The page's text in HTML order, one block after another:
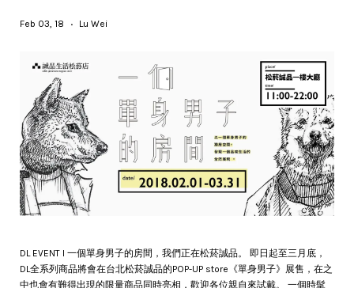
Feb 03, 18 • Lu Wei
DL EVENT l 一個單身男子的房間，我們正在松菸誠品。 即日起至三月底，
DL全系列商品將會在台北松菸誠品的POP-UP store《單身男子》展售，在之
中也會有難得出現的限量商品同時亮相，歡迎各位親自來試戴。 一個時髦